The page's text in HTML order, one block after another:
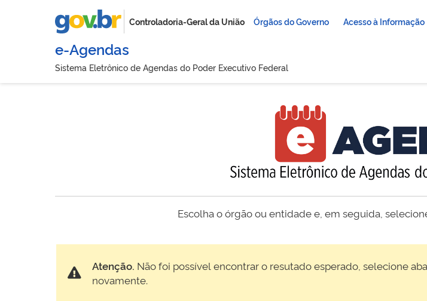
Controladoria-Geral da União Órgãos do Governo Acesso à Informação
e-Agendas
Sistema Eletrônico de Agendas do Poder Executivo Federal
Escolha o órgão ou entidade e, em seguida,
Atenção. Não foi possível encontrar o resutado esperado, selecione
novamente.